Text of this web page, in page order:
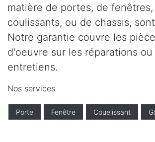
matière de portes, de
coulissants, ou de chassis,
Notre garantie couvre les
d'oeuvre sur les réparations ou
entretiens.
Nos services
Porte Fenêtre Couelissant